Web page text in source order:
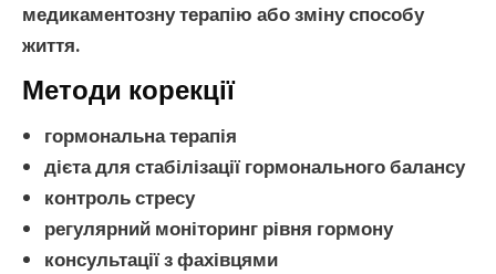
медикаментозну терапію або зміну способу
життя.
Методи корекції
гормональна терапія
дієта для стабілізації гормонального балансу
контроль стресу
регулярний моніторинг рівня гормону
консультації з фахівцями